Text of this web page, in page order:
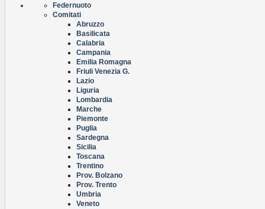
Federnuoto
Comitati
Abruzzo
Basilicata
Calabria
Campania
Emilia Romagna
Friuli Venezia G.
Lazio
Liguria
Lombardia
Marche
Piemonte
Puglia
Sardegna
Sicilia
Toscana
Trentino
Prov. Bolzano
Prov. Trento
Umbria
Veneto